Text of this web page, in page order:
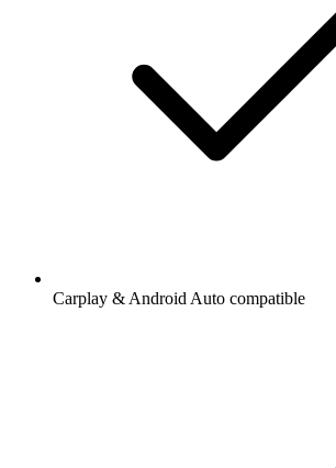
Carplay & Android Auto compatible